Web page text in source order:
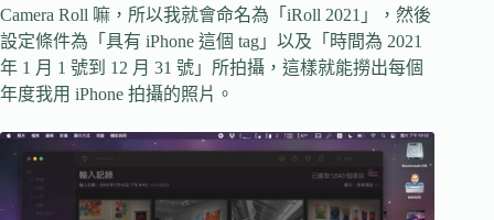
Camera Roll 嘛，所以我就會命名為「iRoll 2021」，然後
設定條件為「具有 iPhone 這個 tag」以及「時間為 2021
年 1 月 1 號到 12 月 31 號」所拍攝，這樣就能撈出每個
年度我用 iPhone 拍攝的照片。